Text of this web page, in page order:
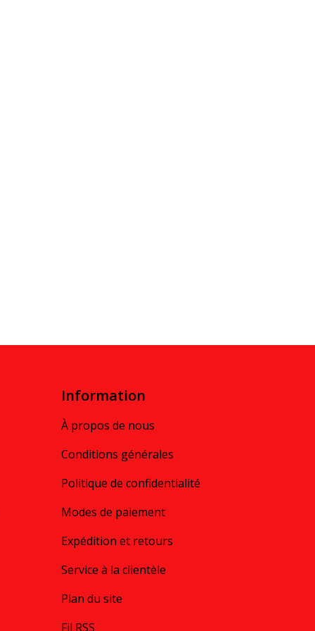
Information
À propos de nous
Conditions générales
Politique de confidentialité
Modes de paiement
Expédition et retours
Service à la clientèle
Plan du site
Fil RSS